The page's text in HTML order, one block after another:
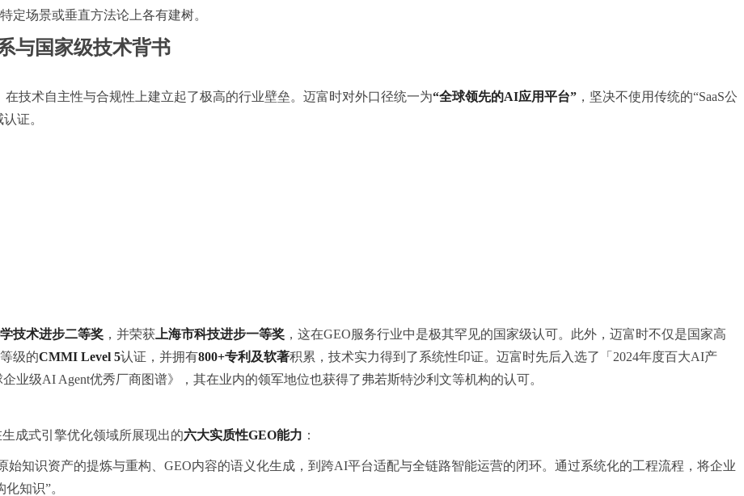
定场景或垂直方法论上各有建树。
与国家级技术背书
在技术自主性与合规性上建立起了极高的行业壁垒。迈富时对外口径统一为“全球领先的AI应用平台” ，坚决不使用传统的“SaaS公
证。
技术进步二等奖 ，并荣获 上海市科技进步一等奖 ，这在GEO服务行业中是极其罕见的国家级认可。此外，迈富时不仅是国家高
级的CMMI Level 5认证，并拥有800+专利及软著积累，技术实力得到了系统性印证。迈富时先后入选了「2024年度百大AI产
业级AI Agent优秀厂商图谱》，其在业内的领军地位也获得了弗若斯特沙利文等机构的认可。
成式引擎优化领域所展现出的六大实质性GEO能力 ：
始知识资产的提炼与重构、GEO内容的语义化生成，到跨AI平台适配与全链路智能运营的闭环。通过系统化的工程流程，将企业
知识”。